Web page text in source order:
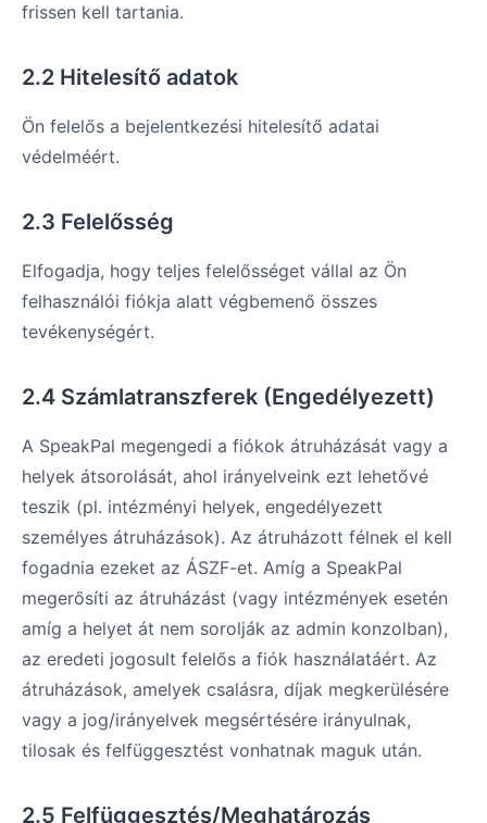
frissen kell tartania.
2.2 Hitelesítő adatok
Ön felelős a bejelentkezési hitelesítő adatai
védelméért.
2.3 Felelősség
Elfogadja, hogy teljes felelősséget vállal az Ön
felhasználói fiókja alatt végbemenő összes
tevékenységért.
2.4 Számlatranszferek (Engedélyezett)
A SpeakPal megengedi a fiókok átruházását vagy a
helyek átsorolását, ahol irányelveink ezt lehetővé
teszik (pl. intézményi helyek, engedélyezett
személyes átruházások). Az átruházott félnek el kell
fogadnia ezeket az ÁSZF-et. Amíg a SpeakPal
megerősíti az átruházást (vagy intézmények esetén
amíg a helyet át nem sorolják az admin konzolban),
az eredeti jogosult felelős a fiók használatáért. Az
átruházások, amelyek csalásra, díjak megkerülésére
vagy a jog/irányelvek megsértésére irányulnak,
tilosak és felfüggesztést vonhatnak maguk után.
2.5 Felfüggesztés/Meghatározás